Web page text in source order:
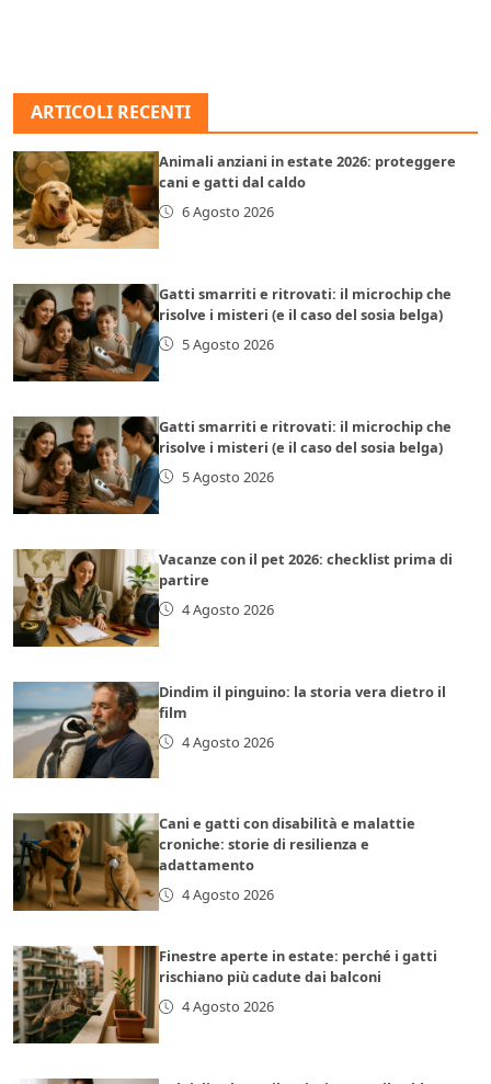
ARTICOLI RECENTI
Animali anziani in estate 2026: proteggere
cani e gatti dal caldo
6 Agosto 2026
Gatti smarriti e ritrovati: il microchip che
risolve i misteri (e il caso del sosia belga)
5 Agosto 2026
Gatti smarriti e ritrovati: il microchip che
risolve i misteri (e il caso del sosia belga)
5 Agosto 2026
Vacanze con il pet 2026: checklist prima di
partire
4 Agosto 2026
Dindim il pinguino: la storia vera dietro il
film
4 Agosto 2026
Cani e gatti con disabilità e malattie
croniche: storie di resilienza e
adattamento
4 Agosto 2026
Finestre aperte in estate: perché i gatti
rischiano più cadute dai balconi
4 Agosto 2026